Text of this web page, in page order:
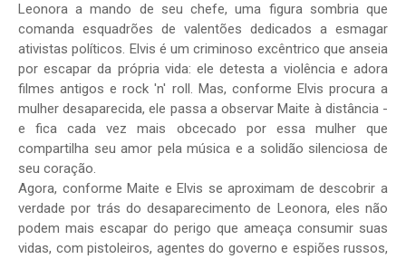
Leonora a mando de seu chefe, uma figura sombria que
comanda esquadrões de valentões dedicados a esmagar
ativistas políticos. Elvis é um criminoso excêntrico que anseia
por escapar da própria vida: ele detesta a violência e adora
filmes antigos e rock 'n' roll. Mas, conforme Elvis procura a
mulher desaparecida, ele passa a observar Maite à distância -
e fica cada vez mais obcecado por essa mulher que
compartilha seu amor pela música e a solidão silenciosa de
seu coração.
Agora, conforme Maite e Elvis se aproximam de descobrir a
verdade por trás do desaparecimento de Leonora, eles não
podem mais escapar do perigo que ameaça consumir suas
vidas, com pistoleiros, agentes do governo e espiões russos,